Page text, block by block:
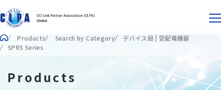
Products Search by Category
デバイス局 | 受配電機器
SPRS Series
Products